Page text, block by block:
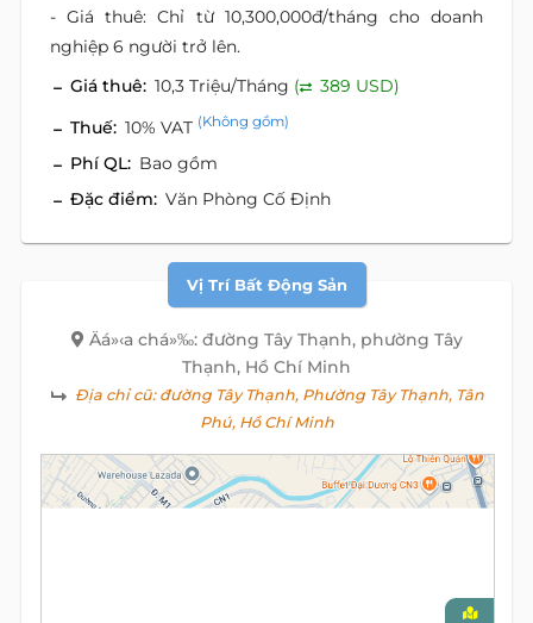
- Giá thuê: Chỉ từ 10,300,000đ/tháng cho doanh
nghiệp 6 người trở lên.
Giá thuê: 10,3 Triệu/Tháng (
389 USD)
Thuế: 10% VAT (Không gồm)
Phí QL: Bao gồm
Đặc điểm: Văn Phòng Cố Định
Vị Trí Bất Động Sản
Äá»‹a chá»‰: đường Tây Thạnh, phường Tây
Thạnh, Hồ Chí Minh
Địa chỉ cũ:đường Tây Thạnh, Phường Tây Thạnh, Tân
Phú, Hồ Chí Minh